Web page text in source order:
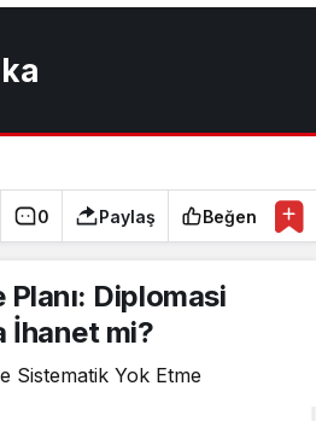
0 Paylaş Beğen
Planı: Diplomasi
İhanet mi?
Sistematik Yok Etme